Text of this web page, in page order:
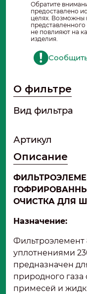
Обратите
предоставлено
целях. Возможны
не повлияют на
изделия.
О фильтре
Вид фильтра
Артикул
Описание
ОЧИСТКА ДЛЯ
Назначение:
Фильтроэлемент
уплотнениями
предназначен
природного газа
примесей и